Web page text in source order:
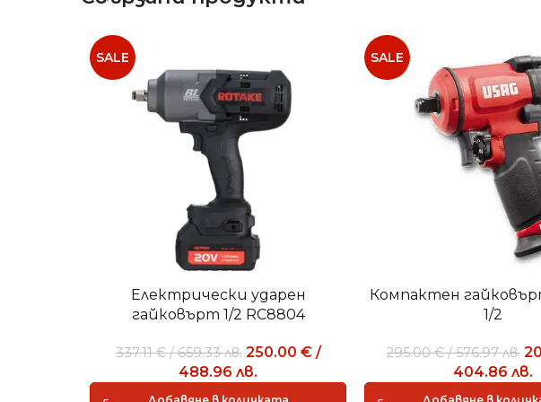
SALE
Електрически ударен
гайковърт 1/2 RC8804
337.11€ /659.33лв. 250.00 € /
488.96 лв.
Добавяне в количката
SALE
Компактен
1/2
295.00€ /576.97лв.
404.86 лв.
Добавяне в